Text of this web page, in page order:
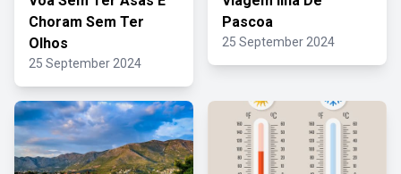
Choram Sem Ter
Olhos
25 September 2024
Pascoa
25 September 2024